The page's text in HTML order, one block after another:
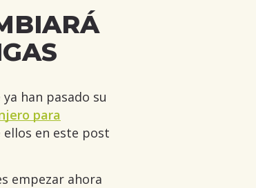
han pasado su
para
ellos en este post
empezar ahora